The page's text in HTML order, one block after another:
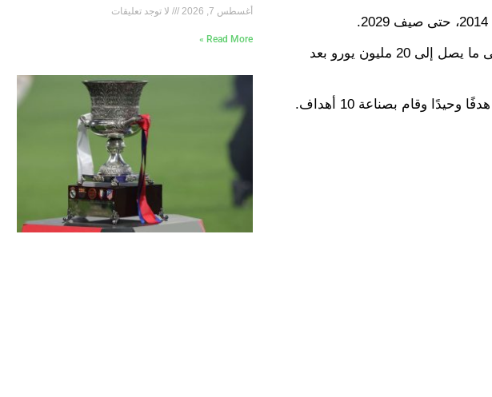
وسيكون راتب كيميش عاليًا، ولكنه أقل إلى حدٍ كبير من العرض السابق والذي كان سيحصل بمقتضاه على ما يصل إلى 20 مليون يورو بعد
أغسطس 7, 2026 لا توجد تعليقات
Read More »